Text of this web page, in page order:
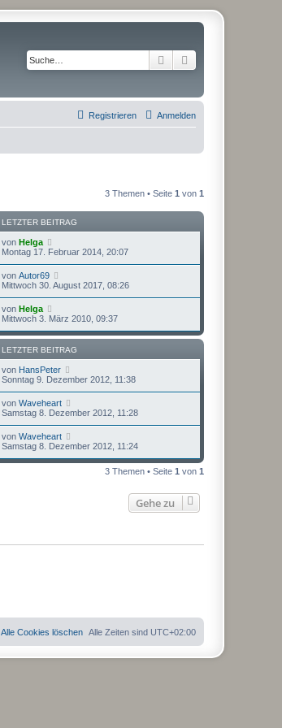
Suche
Anmelden
Registrieren
3 Themen • Seite 1 von 1
LETZTER BEITRAG
von Helga
Montag 17. Februar 2014, 20:07
von Autor69
Mittwoch 30. August 2017, 08:26
von Helga
Mittwoch 3. März 2010, 09:37
LETZTER BEITRAG
von HansPeter
Sonntag 9. Dezember 2012, 11:38
von Waveheart
Samstag 8. Dezember 2012, 11:28
von Waveheart
Samstag 8. Dezember 2012, 11:24
3 Themen • Seite 1 von 1
Gehe zu
Alle Zeiten sind UTC+02:00
Alle Cookies löschen